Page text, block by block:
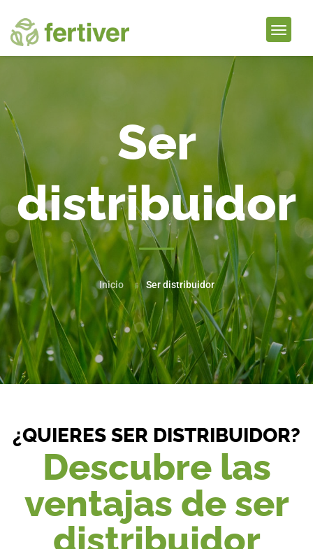
Ser
distribuidor
Inicio Ser distribuidor
¿QUIERES SER DISTRIBUIDOR?
Descubre las
ventajas de ser
distribuidor